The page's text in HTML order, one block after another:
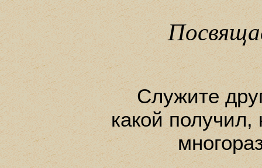
Служите
какой